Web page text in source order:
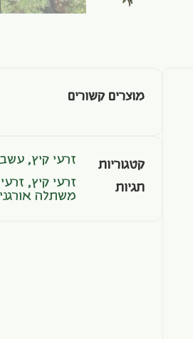
מוצרים קשורים
קטגוריות זרעי קיץ,
תגיות זרעי קיץ,
משתלה